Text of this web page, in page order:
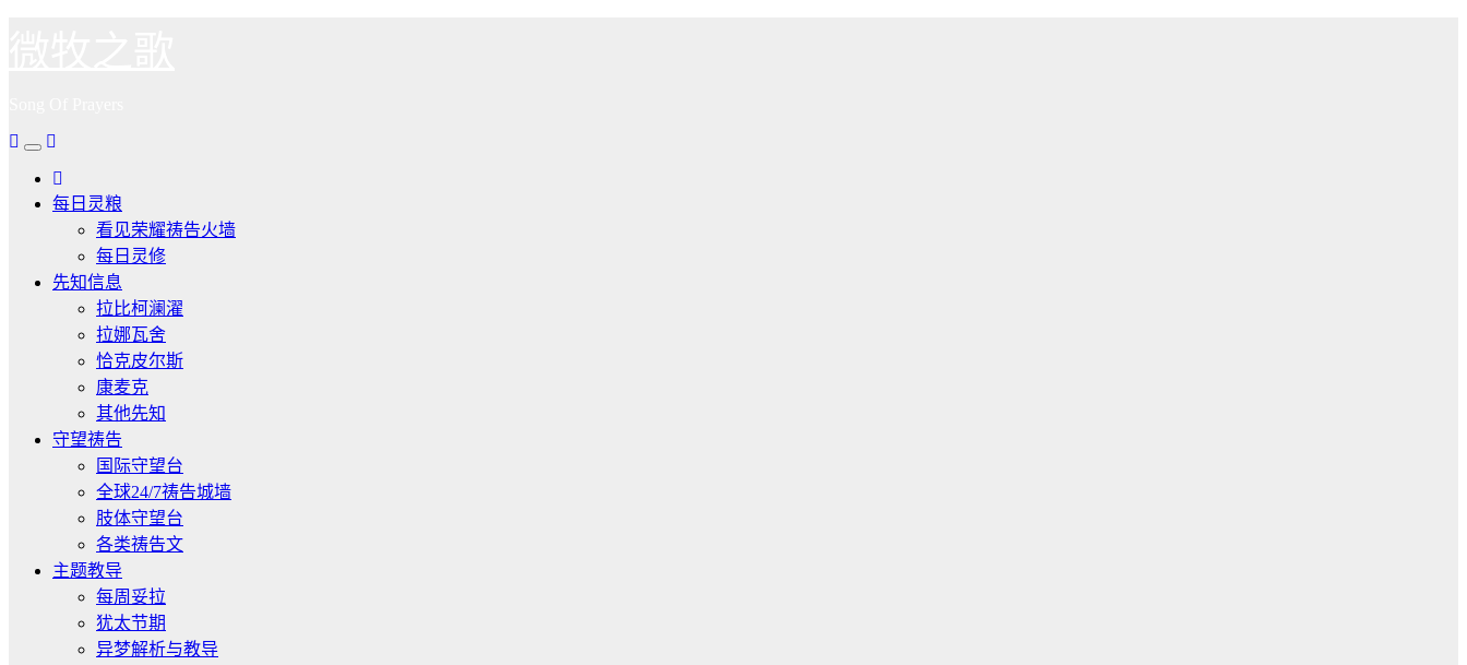
每日灵粮
看见荣耀祷告火墙
每日灵修
先知信息
拉比柯澜濯
拉娜瓦舍
恰克皮尔斯
康麦克
其他先知
守望祷告
国际守望台
全球24/7祷告城墙
肢体守望台
各类祷告文
主题教导
每周妥拉
犹太节期
异梦解析与教导